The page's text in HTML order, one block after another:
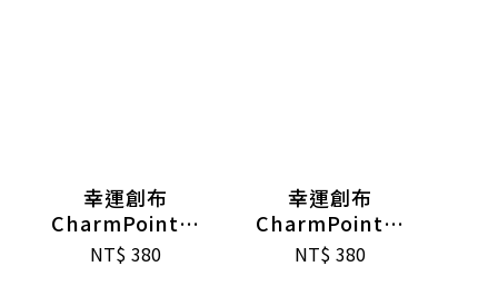
幸運創布
CharmPoint錢
母包(金榜題名)
NT$ 380
幸運創布
CharmPoint錢
母包(好運滿滿)
NT$ 380